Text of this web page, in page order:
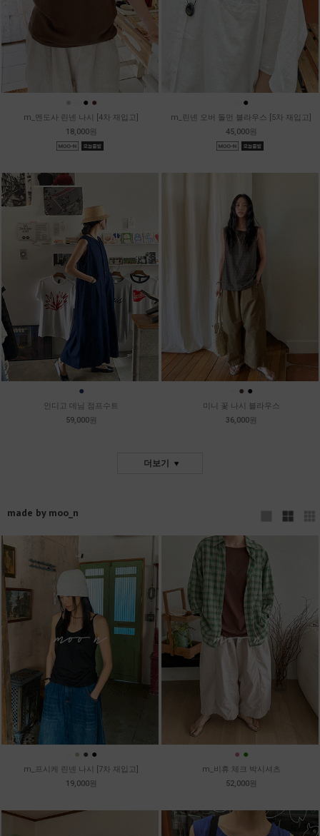
● ● ●
m_멘도사 린넨 나시 [4차 재입고]
18,000원
●
m_린넨 오버 돌먼 블라우스 [5차 재입고]
45,000원
●
인디고 데님 점프수트
59,000원
● ●
미니 꽃 나시 블라우스
36,000원
더보기
made by moo_n
● ● ●
m_프시케 린넨 나시 [7차 재입고]
19,000원
● ●
m_비휴 체크 박시셔츠
52,000원